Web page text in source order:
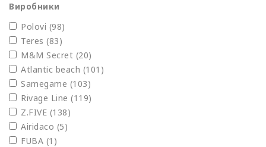
Виробники
Polovi (98)
Teres (83)
M&M Secret (20)
Atlantic beach (101)
Samegame (103)
Rivage Line (119)
Z.FIVE (138)
Airidaco (5)
FUBA (1)